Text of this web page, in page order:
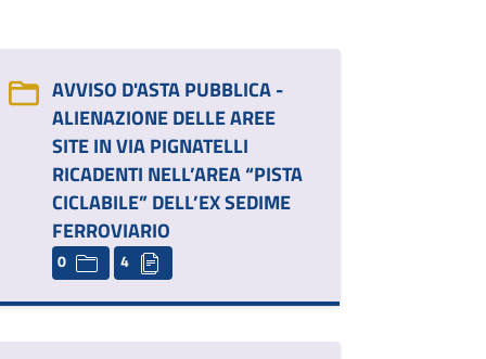
AVVISO D'ASTA PUBBLICA -
ALIENAZIONE DELLE AREE
SITE IN VIA PIGNATELLI
RICADENTI NELL’AREA “PISTA
CICLABILE” DELL’EX SEDIME
FERROVIARIO
0 4